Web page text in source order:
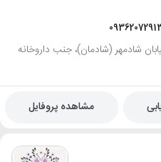
نو، خیابان شادمهر (شادمان)، جنب داروخانه
مشاهده پروفایل